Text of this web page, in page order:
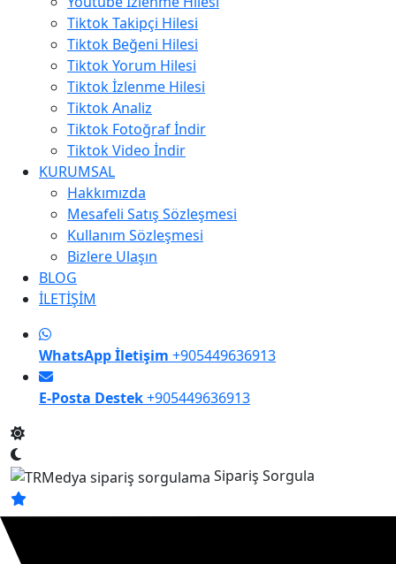
Tiktok Takipçi Hilesi
Tiktok Beğeni Hilesi
Tiktok Yorum Hilesi
Tiktok İzlenme Hilesi
Tiktok Analiz
Tiktok Fotoğraf İndir
Tiktok Video İndir
KURUMSAL
Hakkımızda
Mesafeli Satış Sözleşmesi
Kullanım Sözleşmesi
Bizlere Ulaşın
BLOG
İLETİŞİM
WhatsApp İletişim +905449636913
E-Posta Destek+905449636913
Sipariş Sorgula